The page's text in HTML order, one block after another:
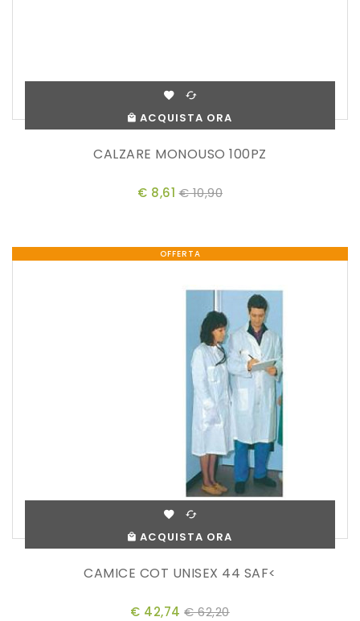
ACQUISTA ORA
CALZARE MONOUSO 100PZ
€ 8,61 € 10,90
OFFERTA
ACQUISTA ORA
CAMICE COT UNISEX 44 SAF<
€ 42,74 € 62,20